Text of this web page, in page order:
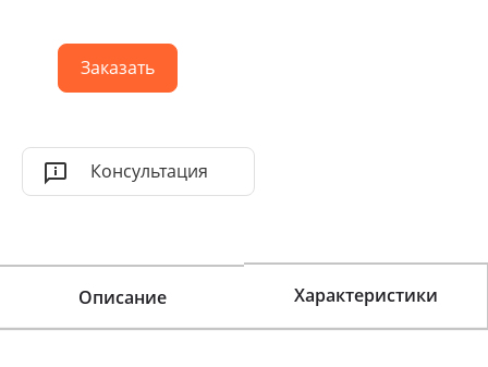
Заказать
Консультация
Описание Характеристики